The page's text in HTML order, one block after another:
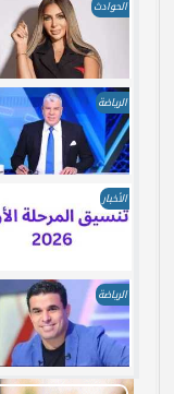
الحوادث
الرياضة
الأخبار
الرياضة